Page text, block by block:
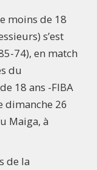
moins de 18
s’est
74), en match
du
18 ans -FIBA
dimanche 26
Maiga, à
de la